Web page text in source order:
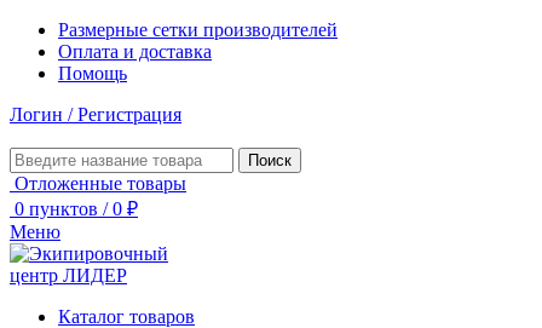
Размерные сетки производителей
Оплата и доставка
Помощь
Логин / Регистрация
Поиск
Отложенные товары
0 пунктов / 0 ₽
Меню
Каталог товаров